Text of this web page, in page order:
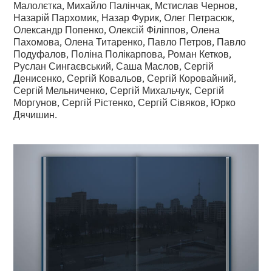
Малолєтка, Михайло Палінчак, Мстислав Чернов,
Назарій Пархомик, Назар Фурик, Олег Петрасюк,
Олександр Попенко, Олексій Філіппов, Олена
Пахомова, Олена Титаренко, Павло Петров, Павло
Подуфалов, Поліна Полікарпова, Роман Кетков,
Руслан Сингаєвський, Саша Маслов, Сергій
Денисенко, Сергій Ковальов, Сергій Коровайний,
Сергій Мельниченко, Сергій Михальчук, Сергій
Моргунов, Сергій Рістенко, Сергій Сівяков, Юрко
Дячишин.